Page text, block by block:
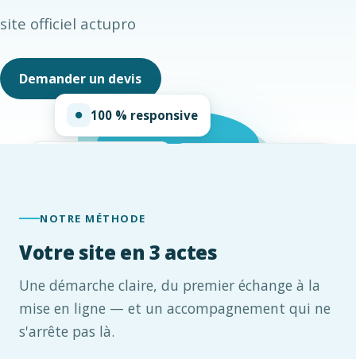
site officiel actupro
Demander un devis
● 100 % responsive
NOTRE MÉTHODE
Votre site en 3 actes
Une démarche claire, du premier échange à la
mise en ligne — et un accompagnement qui ne
s'arrête pas là.